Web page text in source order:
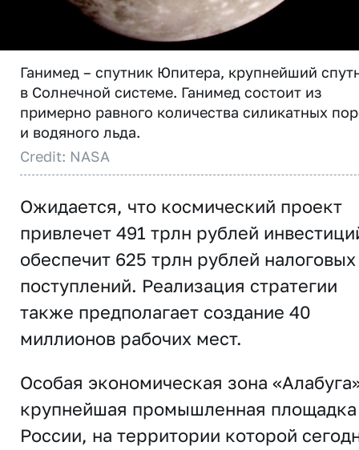
Ганимед – спутник Юпитера, крупнейший
в Солнечной системе. Ганимед состоит из
примерно равного количества силикатных
и водяного льда.
Credit: NASA
Ожидается, что космический проект
привлечет 491 трлн рублей
обеспечит 625 трлн рублей налоговых
поступлений. Реализация стратегии
также предполагает создание 40
миллионов рабочих мест.
Особая экономическая зона
крупнейшая промышленная площадка
России, на территории которой